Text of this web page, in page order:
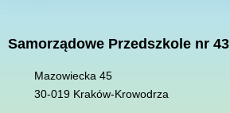
Samorządowe Przedszkole nr 43
Mazowiecka 45
30-019 Kraków-Krowodrza